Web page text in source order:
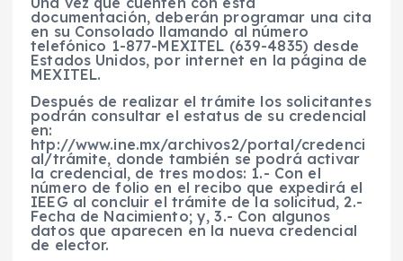
documentación, deberán programar una cita
en su Consolado llamando al número
telefónico 1-877-MEXITEL (639-4835) desde
Estados Unidos, por internet en la página de
MEXITEL.
Después de realizar el trámite los solicitantes
podrán consultar el estatus de su credencial
en:
htp://www.ine.mx/archivos2/portal/credenci
al/trámite, donde también se podrá activar
la credencial, de tres modos: 1.- Con el
número de folio en el recibo que expedirá el
IEEG al concluir el trámite de la solicitud, 2.-
Fecha de Nacimiento; y, 3.- Con algunos
datos que aparecen en la nueva credencial
de elector.